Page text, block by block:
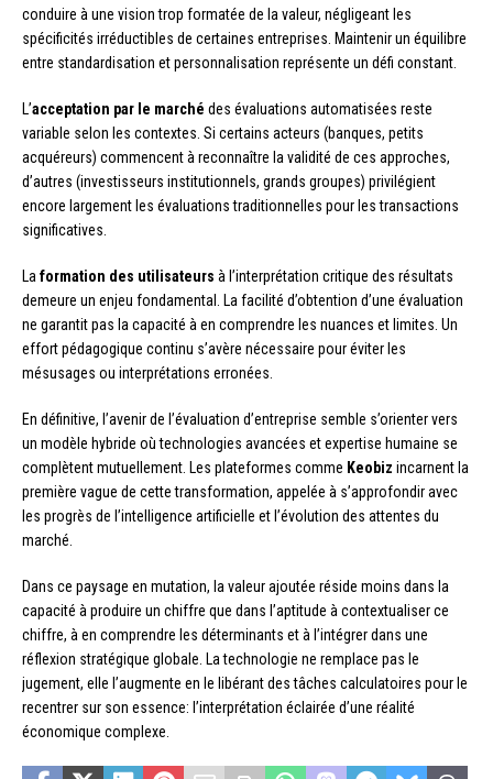
conduire à une vision trop formatée de la valeur, négligeant les
spécificités irréductibles de certaines entreprises. Maintenir un équilibre
entre standardisation et personnalisation représente un défi constant.
L’acceptation par le marché des évaluations automatisées reste
variable selon les contextes. Si certains acteurs (banques, petits
acquéreurs) commencent à reconnaître la validité de ces approches,
d’autres (investisseurs institutionnels, grands groupes) privilégient
encore largement les évaluations traditionnelles pour les transactions
significatives.
La formation des utilisateurs à l’interprétation critique des résultats
demeure un enjeu fondamental. La facilité d’obtention d’une évaluation
ne garantit pas la capacité à en comprendre les nuances et limites. Un
effort pédagogique continu s’avère nécessaire pour éviter les
mésusages ou interprétations erronées.
En définitive, l’avenir de l’évaluation d’entreprise semble s’orienter vers
un modèle hybride où technologies avancées et expertise humaine se
complètent mutuellement. Les plateformes comme Keobiz incarnent la
première vague de cette transformation, appelée à s’approfondir avec
les progrès de l’intelligence artificielle et l’évolution des attentes du
marché.
Dans ce paysage en mutation, la valeur ajoutée réside moins dans la
capacité à produire un chiffre que dans l’aptitude à contextualiser ce
chiffre, à en comprendre les déterminants et à l’intégrer dans une
réflexion stratégique globale. La technologie ne remplace pas le
jugement, elle l’augmente en le libérant des tâches calculatoires pour le
recentrer sur son essence: l’interprétation éclairée d’une réalité
économique complexe.